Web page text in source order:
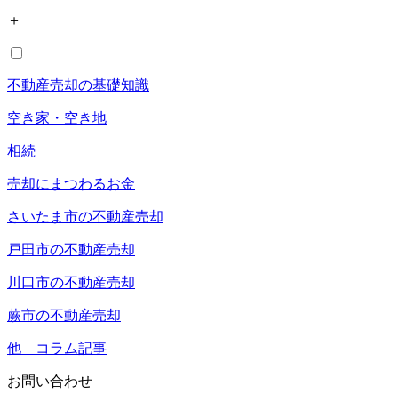
＋
不動産売却の基礎知識
空き家・空き地
相続
売却にまつわるお金
さいたま市の不動産売却
戸田市の不動産売却
川口市の不動産売却
蕨市の不動産売却
他 コラム記事
お問い合わせ